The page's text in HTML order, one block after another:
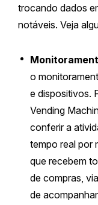
trocando dados
notáveis. Veja
o
e dispositivos.
Vending
conferir a
tempo real por
que recebem
de compras,
de